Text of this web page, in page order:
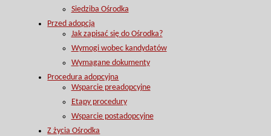
Siedziba Ośrodka
Przed adopcją
Jak zapisać się do Ośrodka?
Wymogi wobec kandydatów
Wymagane dokumenty
Procedura adopcyjna
Wsparcie preadopcyjne
Etapy procedury
Wsparcie postadopcyjne
Z życia Ośrodka